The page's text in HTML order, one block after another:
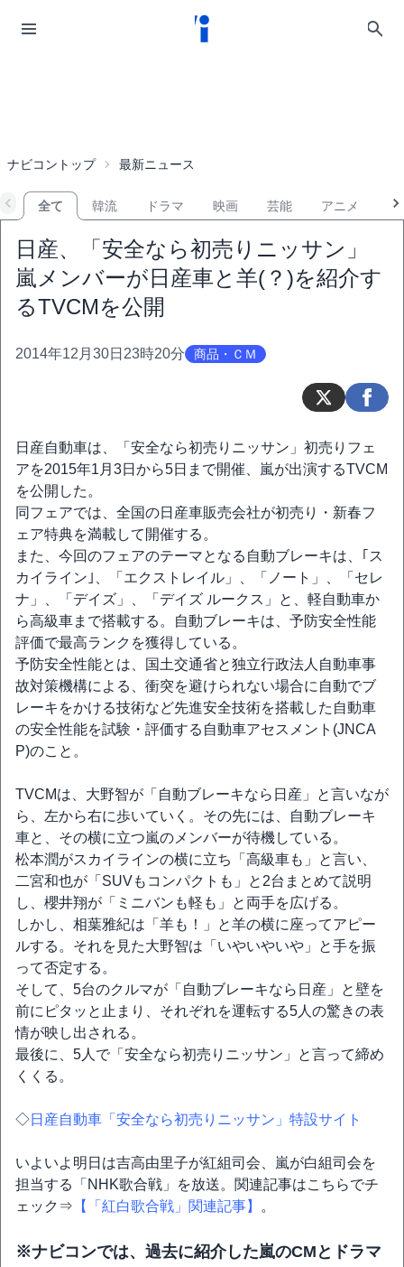
ナビコントップ 最新ニュース
全て 韓流 ドラマ 映画 芸能 アニメ
日産、「安全なら初売りニッサン」
嵐メンバーが日産車と羊(？)を紹介す
るTVCMを公開
2014年12月30日23時20分 商品・ＣＭ
日産自動車は、「安全なら初売りニッサン」初売りフェ
アを2015年1月3日から5日まで開催、嵐が出演するTVCM
を公開した。
同フェアでは、全国の日産車販売会社が初売り・新春フ
ェア特典を満載して開催する。
また、今回のフェアのテーマとなる自動ブレーキは、｢ス
カイライン｣、「エクストレイル」、「ノート」、「セレ
ナ」、「デイズ」、「デイズ ルークス」と、軽自動車か
ら高級車まで搭載する。自動ブレーキは、予防安全性能
評価で最高ランクを獲得している。
予防安全性能とは、国土交通省と独立行政法人自動車事
故対策機構による、衝突を避けられない場合に自動でブ
レーキをかける技術など先進安全技術を搭載した自動車
の安全性能を試験・評価する自動車アセスメント(JNCA
P)のこと。
TVCMは、大野智が「自動ブレーキなら日産」と言いなが
ら、左から右に歩いていく。その先には、自動ブレーキ
車と、その横に立つ嵐のメンバーが待機している。
松本潤がスカイラインの横に立ち「高級車も」と言い、
二宮和也が「SUVもコンパクトも」と2台まとめて説明
し、櫻井翔が「ミニバンも軽も」と両手を広げる。
しかし、相葉雅紀は「羊も！」と羊の横に座ってアピー
ルする。それを見た大野智は「いやいやいや」と手を振
って否定する。
そして、5台のクルマが「自動ブレーキなら日産」と壁を
前にピタッと止まり、それぞれを運転する5人の驚きの表
情が映し出される。
最後に、5人で「安全なら初売りニッサン」と言って締め
くくる。
◇日産自動車「安全なら初売りニッサン」特設サイト
いよいよ明日は吉高由里子が紅組司会、嵐が白組司会を
担当する「NHK歌合戦」を放送。関連記事はこちらでチ
ェック⇒ 【「紅白歌合戦」関連記事】 。
※ナビコンでは、過去に紹介した嵐のCMとドラマ